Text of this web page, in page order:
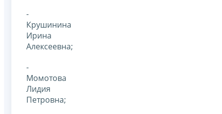
-
Крушинина
Ирина
Алексеевна;
-
Момотова
Лидия
Петровна;